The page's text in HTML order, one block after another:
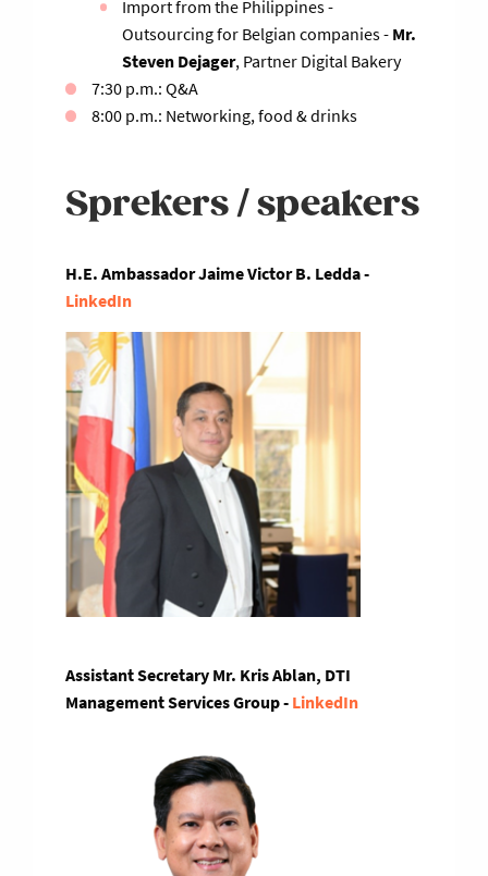
Import from the Philippines -
Outsourcing for Belgian companies - Mr.
Steven Dejager, Partner Digital Bakery
7:30 p.m.: Q&A
8:00 p.m.: Networking, food & drinks
Sprekers / speakers
H.E. Ambassador Jaime Victor B. Ledda -
LinkedIn
Assistant Secretary Mr. Kris Ablan, DTI
Management Services Group - LinkedIn